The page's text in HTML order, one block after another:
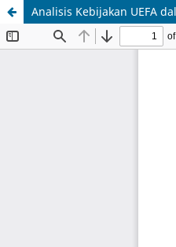
Analisis Kebijakan UEFA